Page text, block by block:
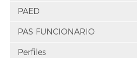
PAED
PAS FUNCIONARIO
Perfiles